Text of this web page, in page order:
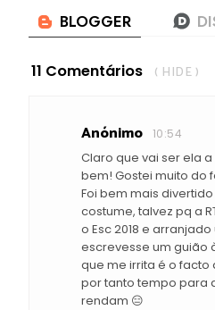
11 Comentários ( HIDE )
Anónimo 10:54
Claro que vai ser ela
bem! Gostei muito do
Foi bem mais
costume, talvez pq a
o Esc 2018 e
escrevesse um guião
que me irrita é o
por tanto tempo para
rendam 😑